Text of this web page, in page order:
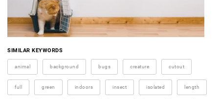
SIMILAR KEYWORDS
animal background bugs creature cutout
full green indoors insect isolated length